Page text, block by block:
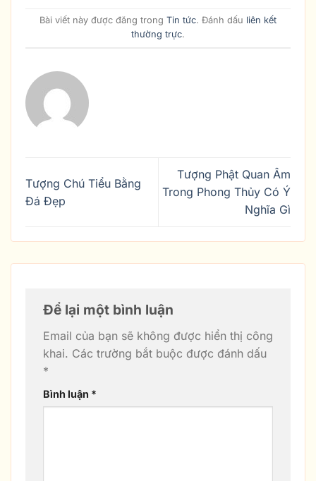
Bài viết này được đăng trong Tin tức. Đánh dấu liên kết
thường trực.
Tượng Chú Tiểu Bằng
Đá Đẹp
Tượng Phật Quan Âm
Trong Phong Thủy Có Ý
Nghĩa Gì
Để lại một bình luận
Email của bạn sẽ không được hiển thị công
khai. Các trường bắt buộc được đánh dấu
*
Bình luận *